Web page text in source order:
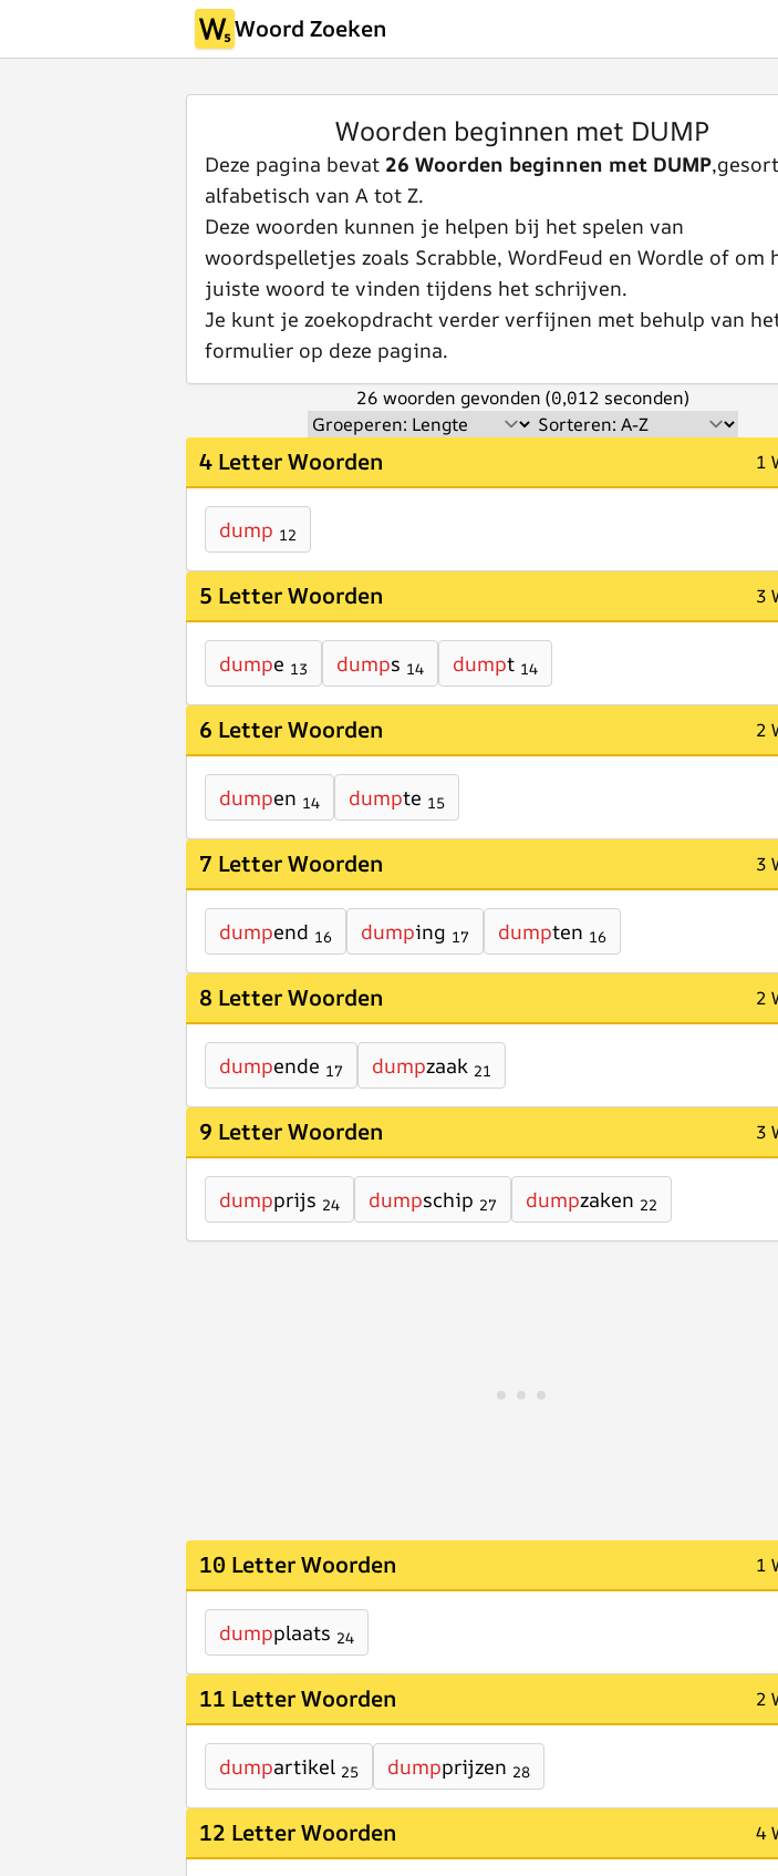
Woord Zoeken
Woorden beginnen met DUMP
Deze pagina bevat 26 Woorden beginnen met DUMP
alfabetisch van A tot Z.
Deze woorden kunnen je helpen bij het spelen van
woordspelletjes zoals Scrabble, WordFeud en Wordle of om
juiste woord te vinden tijdens het schrijven.
Je kunt je zoekopdracht verder verfijnen met behulp van
formulier op deze pagina.
26 woorden gevonden (0,012 seconden)
4 Letter Woorden 1
dump 12
5 Letter Woorden 3
dumpe 13 dumps 14 dumpt 14
6 Letter Woorden 2
dumpen 14 dumpte 15
7 Letter Woorden 3
dumpend 16 dumping 17 dumpten 16
8 Letter Woorden 2
dumpende 17 dumpzaak 21
9 Letter Woorden 3
dumpprijs 24 dumpschip 27 dumpzaken 22
10 Letter Woorden 1
dumpplaats 24
11 Letter Woorden 2
dumpartikel 25 dumpprijzen 28
12 Letter Woorden 4